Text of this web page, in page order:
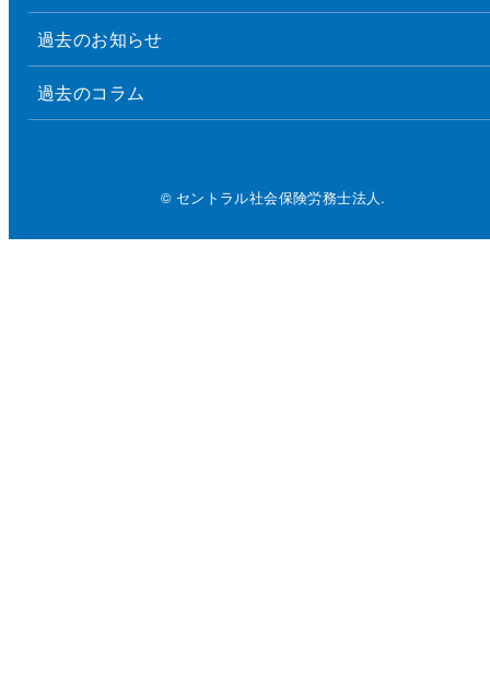
過去のお知らせ
過去のコラム
© セントラル社会保険労務士法人.